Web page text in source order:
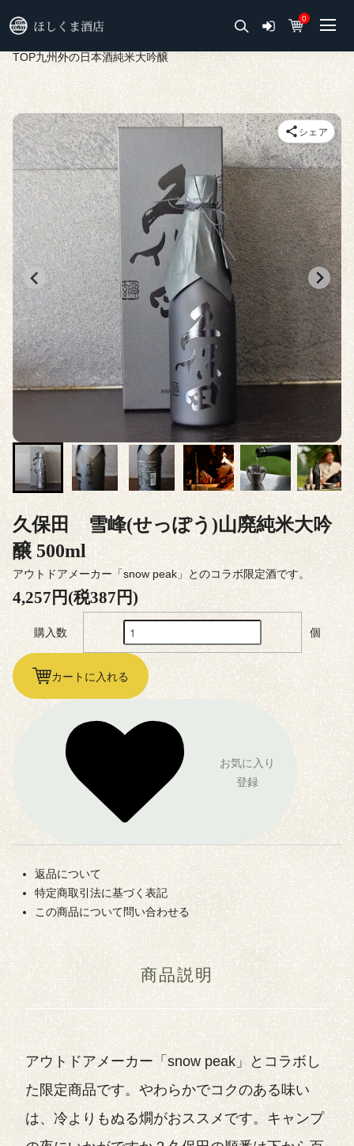
0
TOP九州外の日本酒純米大吟醸
久保田 雪峰(せっぽう)山廃純米大吟
醸 500ml
アウトドアメーカー「snow peak」とのコラボ限定酒です。
4,257円(税387円)
購入数 個
カートに入れる
お気に入り
登録
返品について
特定商取引法に基づく表記
この商品について問い合わせる
シェア
商品説明
アウトドアメーカー「snow peak」とコラボし
た限定商品です。やわらかでコクのある味い
は、冷よりもぬる燗がおススメです。キャンプ